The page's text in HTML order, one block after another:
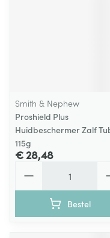
Smith & Nephew
Proshield Plus
Huidbeschermer Zalf
115g
€ 28,48
Bestel